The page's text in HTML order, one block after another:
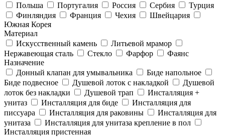
Польша
Португалия Россия Сербия
Турция
Финляндия
Франция Чехия
Швейцария
Южная Корея
Материал
Искусственный камень
Литьевой мрамор
Нержавеющая сталь
Стекло Фарфор
Фаянс
Назначение
Донный клапан для умывальника
Биде напольное
Биде подвесное
Душевой лоток с накладкой
Душевой
лоток без накладки
Душевой трап
Инсталляция +
унитаз
Инсталляция для биде
Инсталляция для
писсуара
Инсталляция для раковины
Инсталляция для
унитаза
Инсталляция для унитаза крепление в пол
Инсталляция пристенная